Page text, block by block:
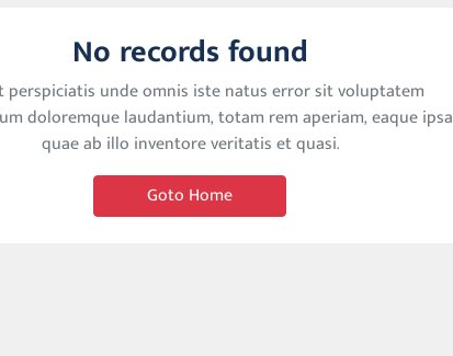
No records found
perspiciatis unde omnis iste natus error sit voluptatem
doloremque laudantium, totam rem aperiam, eaque ipsa
quae ab illo inventore veritatis et quasi.
Goto Home